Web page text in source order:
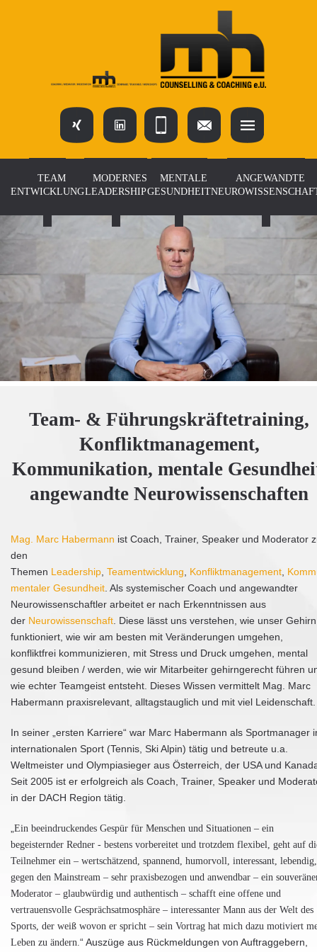
TEAM
ENTWICKLUNG
MODERNES
LEADERSHIP
MENTALE
GESUNDHEIT
ANGEWANDTE
Team- & Führungskräftetraining,
Konfliktmanagement,
Kommunikation, mentale
angewandte Neurowissenschaften
Mag. Marc Habermann ist Coach, Trainer, Speaker und Moderator
den
Themen Leadership Teamentwicklung Konfliktmanagement
mentaler Gesundheit . Als systemischer Coach und angewandter
Neurowissenschaftler arbeitet er nach Erkenntnissen aus
der Neurowissenschaft . Diese lässt uns verstehen, wie unser Gehirn
funktioniert, wie wir am besten mit Veränderungen umgehen,
konfliktfrei kommunizieren, mit Stress und Druck umgehen, mental
gesund bleiben / werden, wie wir Mitarbeiter gehirngerecht führen
wie echter Teamgeist entsteht. Dieses Wissen vermittelt Mag. Marc
Habermann praxisrelevant, alltagstauglich und mit viel Leidenschaft.
In seiner „ersten Karriere“ war Marc Habermann als Sportmanager
internationalen Sport (Tennis, Ski Alpin) tätig und betreute u.a.
Weltmeister und Olympiasieger aus Österreich, der USA und
Seit 2005 ist er erfolgreich als Coach, Trainer, Speaker und
in der DACH Region tätig.
Ein beeindruckendes Gespür für Menschen und Situationen – ein
begeisternder Redner - bestens vorbereitet und trotzdem flexibel, geht auf
Teilnehmer ein – wertschätzend, spannend, humorvoll, interessant, lebendig,
gegen den Mainstream – sehr praxisbezogen und anwendbar – ein
Moderator – glaubwürdig und authentisch – schafft eine offene und
vertrauensvolle Gesprächsatmosphäre – interessanter Mann aus der Welt des
Sports, der weiß wovon er spricht – sein Vortrag hat mich dazu motiviert
Leben zu ändern. “ Auszüge aus Rückmeldungen von Auftraggebern,